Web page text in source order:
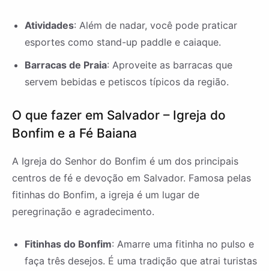
Atividades: Além de nadar, você pode praticar
esportes como stand-up paddle e caiaque.
Barracas de Praia: Aproveite as barracas que
servem bebidas e petiscos típicos da região.
O que fazer em Salvador – Igreja do
Bonfim e a Fé Baiana
A Igreja do Senhor do Bonfim é um dos principais
centros de fé e devoção em Salvador. Famosa pelas
fitinhas do Bonfim, a igreja é um lugar de
peregrinação e agradecimento.
Fitinhas do Bonfim: Amarre uma fitinha no pulso e
faça três desejos. É uma tradição que atrai turistas